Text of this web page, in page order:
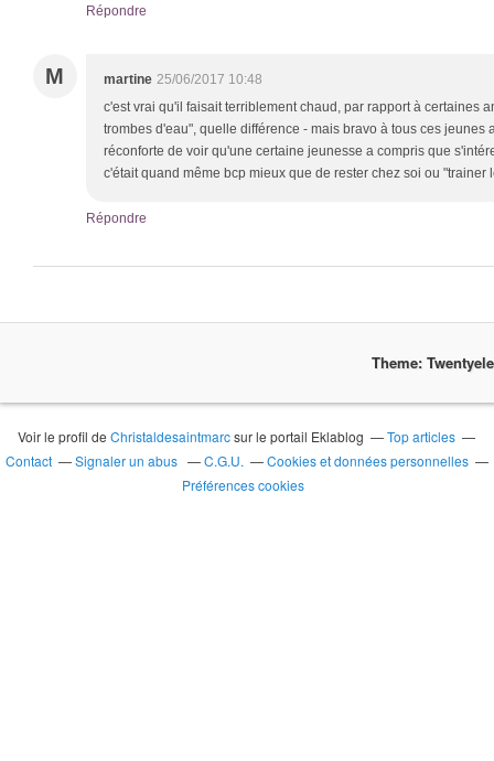
Répondre
M martine 25/06/2017 10:48
c'est vrai qu'il faisait terriblement chaud, par rapport à certaines
trombes d'eau", quelle différence - mais bravo à tous ces jeunes
réconforte de voir qu'une certaine jeunesse a compris que
c'était quand même bcp mieux que de rester chez soi ou "trainer
Répondre
Theme:
Voir le profil deChristaldesaintmarcsur le portail Eklablog
Top articles
Contact
Signaler un abus C.G.U.
Cookies et données personnelles
Préférences cookies